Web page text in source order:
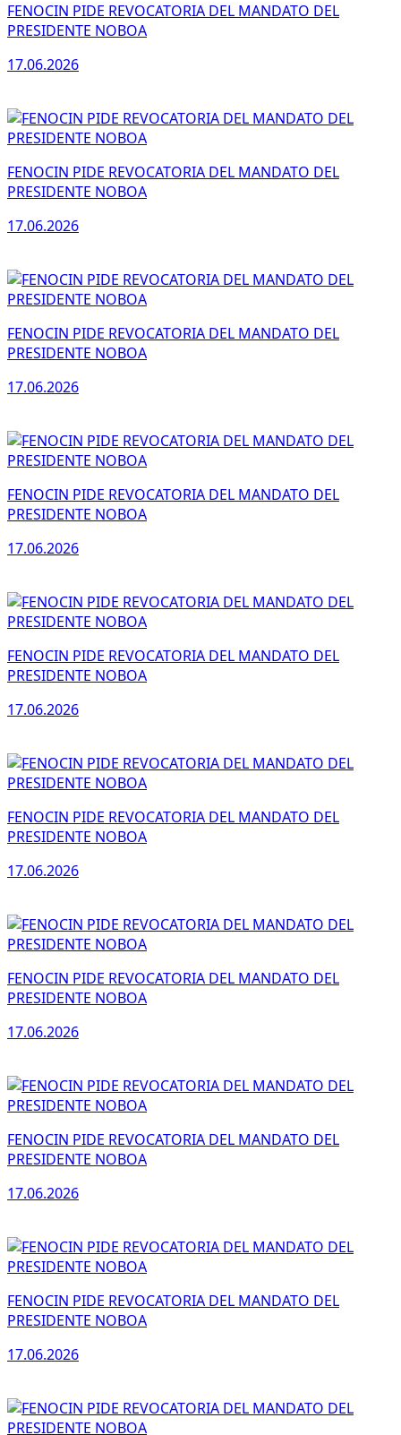
FENOCIN PIDE REVOCATORIA DEL MANDATO DEL
PRESIDENTE NOBOA
17.06.2026
FENOCIN PIDE REVOCATORIA DEL MANDATO DEL
PRESIDENTE NOBOA
17.06.2026
FENOCIN PIDE REVOCATORIA DEL MANDATO DEL
PRESIDENTE NOBOA
17.06.2026
FENOCIN PIDE REVOCATORIA DEL MANDATO DEL
PRESIDENTE NOBOA
17.06.2026
FENOCIN PIDE REVOCATORIA DEL MANDATO DEL
PRESIDENTE NOBOA
17.06.2026
FENOCIN PIDE REVOCATORIA DEL MANDATO DEL
PRESIDENTE NOBOA
17.06.2026
FENOCIN PIDE REVOCATORIA DEL MANDATO DEL
PRESIDENTE NOBOA
17.06.2026
FENOCIN PIDE REVOCATORIA DEL MANDATO DEL
PRESIDENTE NOBOA
17.06.2026
FENOCIN PIDE REVOCATORIA DEL MANDATO DEL
PRESIDENTE NOBOA
17.06.2026